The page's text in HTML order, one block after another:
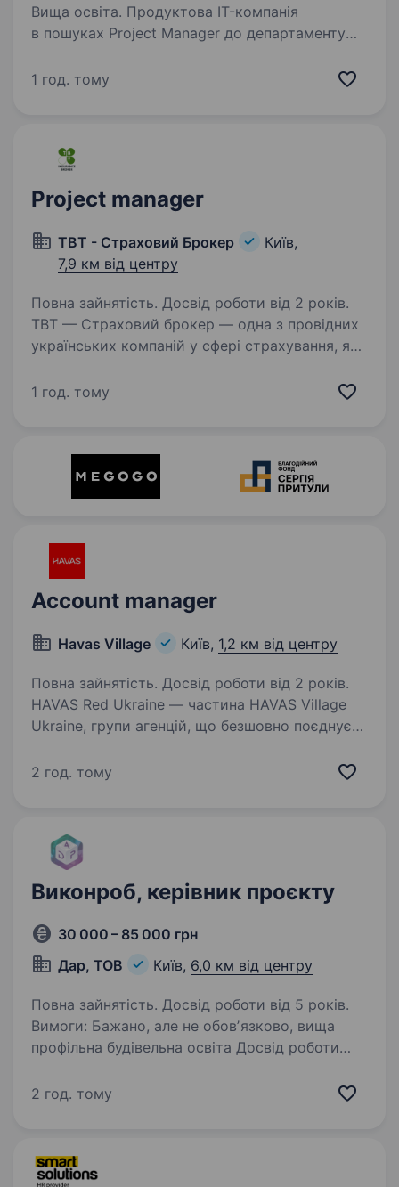
Вища освіта. Продуктова IT-компанія
в пошуках Project Manager до департаменту
фахівець з лідерськими якостями, то чекаємо
1 год. тому
Project manager
ТВТ - Страховий Брокер
Київ,
7,9 км від центру
Повна зайнятість. Досвід роботи від 2 років.
ТВТ — Страховий брокер — одна з провідних
українських компаній у сфері страхування, яка
Ми створюємо сучасні цифрові сервіси для
1 год. тому
Account manager
Havas Village Київ, 1,2 км від центру
Повна зайнятість. Досвід роботи від 2 років.
HAVAS Red Ukraine — частина HAVAS Village
Ukraine, групи агенцій, що безшовно поєднує
креатив, історії та емоційний досвід
2 год. тому
Виконроб, керівник проєкту
30 000 – 85 000 грн
Дар, ТОВ
Київ, 6,0 км від центру
Повна зайнятість. Досвід роботи від 5 років.
Вимоги: Бажано, але не обовʼязково, вища
профільна будівельна освіта Досвід роботи
(оздоблювальні роботи у сфері житлової
2 год. тому